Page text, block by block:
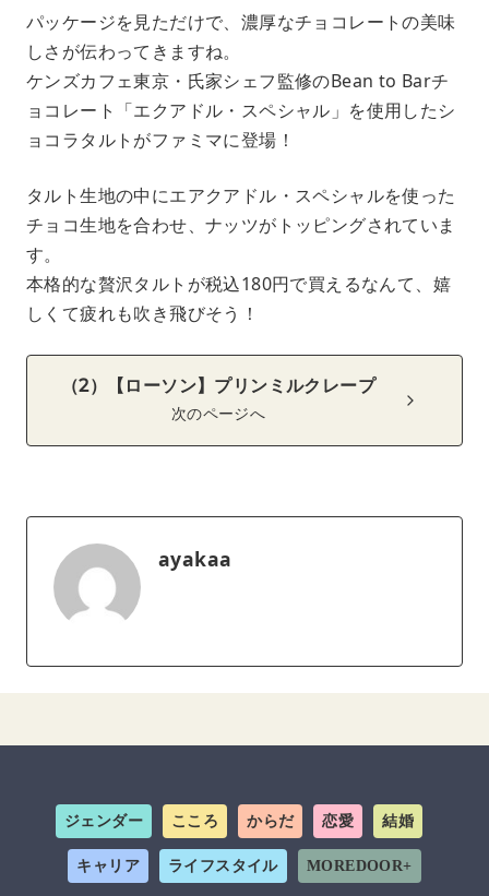
パッケージを見ただけで、濃厚なチョコレートの美味
しさが伝わってきますね。
ケンズカフェ東京・氏家シェフ監修のBean to Barチ
ョコレート「エクアドル・スペシャル」を使用したシ
ョコラタルトがファミマに登場！
タルト生地の中にエアクアドル・スペシャルを使った
チョコ生地を合わせ、ナッツがトッピングされていま
す。
本格的な贅沢タルトが税込180円で買えるなんて、嬉
しくて疲れも吹き飛びそう！
（2）【ローソン】プリンミルクレープ
次のページへ
ayakaa
ジェンダー こころ からだ 恋愛 結婚
キャリア ライフスタイル MOREDOOR+